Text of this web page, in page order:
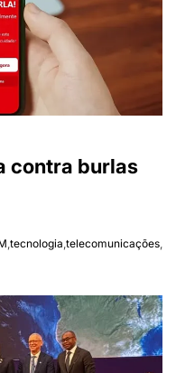
contra burlas
,tecnologia,telecomunicações,